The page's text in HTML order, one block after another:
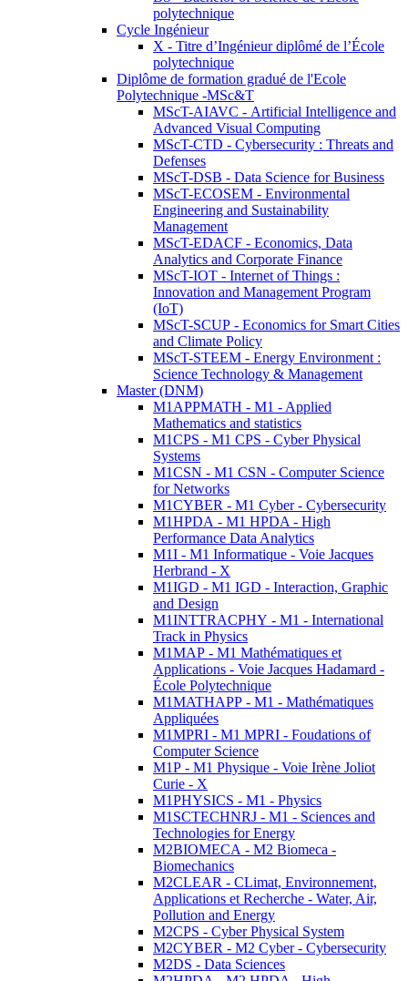
polytechnique
Cycle Ingénieur
X - Titre d’Ingénieur diplômé de l’École
polytechnique
Diplôme de formation gradué de l'Ecole
Polytechnique -MSc&T
MScT-AIAVC - Artificial Intelligence and
Advanced Visual Computing
MScT-CTD - Cybersecurity : Threats and
Defenses
MScT-DSB - Data Science for Business
MScT-ECOSEM - Environmental
Engineering and Sustainability
Management
MScT-EDACF - Economics, Data
Analytics and Corporate Finance
MScT-IOT - Internet of Things :
Innovation and Management Program
(IoT)
MScT-SCUP - Economics for Smart Cities
and Climate Policy
MScT-STEEM - Energy Environment :
Science Technology & Management
Master (DNM)
M1APPMATH - M1 - Applied
Mathematics and statistics
M1CPS - M1 CPS - Cyber Physical
Systems
M1CSN - M1 CSN - Computer Science
for Networks
M1CYBER - M1 Cyber - Cybersecurity
M1HPDA - M1 HPDA - High
Performance Data Analytics
M1I - M1 Informatique - Voie Jacques
Herbrand - X
M1IGD - M1 IGD - Interaction, Graphic
and Design
M1INTTRACPHY - M1 - International
Track in Physics
M1MAP - M1 Mathématiques et
Applications - Voie Jacques Hadamard -
École Polytechnique
M1MATHAPP - M1 - Mathématiques
Appliquées
M1MPRI - M1 MPRI - Foudations of
Computer Science
M1P - M1 Physique - Voie Irène Joliot
Curie - X
M1PHYSICS - M1 - Physics
M1SCTECHNRJ - M1 - Sciences and
Technologies for Energy
M2BIOMECA - M2 Biomeca -
Biomechanics
M2CLEAR - CLimat, Environnement,
Applications et Recherche - Water, Air,
Pollution and Energy
M2CPS - Cyber Physical System
M2CYBER - M2 Cyber - Cybersecurity
M2DS - Data Sciences